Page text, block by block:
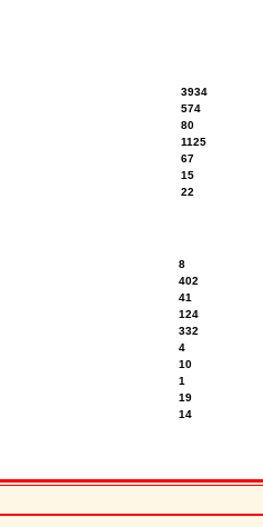
3934
574
80
1125
67
15
22
8
402
41
124
332
4
10
1
19
14